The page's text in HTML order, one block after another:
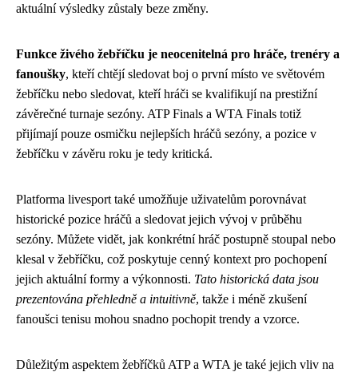
aktuální výsledky zůstaly beze změny.
Funkce živého žebříčku je neocenitelná pro hráče, trenéry a
fanoušky, kteří chtějí sledovat boj o první místo ve světovém
žebříčku nebo sledovat, kteří hráči se kvalifikují na prestižní
závěrečné turnaje sezóny. ATP Finals a WTA Finals totiž
přijímají pouze osmičku nejlepších hráčů sezóny, a pozice v
žebříčku v závěru roku je tedy kritická.
Platforma livesport také umožňuje uživatelům porovnávat
historické pozice hráčů a sledovat jejich vývoj v průběhu
sezóny. Můžete vidět, jak konkrétní hráč postupně stoupal nebo
klesal v žebříčku, což poskytuje cenný kontext pro pochopení
jejich aktuální formy a výkonnosti. Tato historická data jsou
prezentována přehledně a intuitivně, takže i méně zkušení
fanoušci tenisu mohou snadno pochopit trendy a vzorce.
Důležitým aspektem žebříčků ATP a WTA je také jejich vliv na